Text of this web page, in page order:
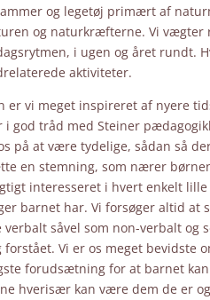
og legetøj primært af
og naturkræfterne. Vi vægter
i ugen og året rundt.
aktiviteter.
er vi meget inspireret af nyere
i god tråd med Steiner
på at være tydelige, sådan så
en stemning, som nærer
interesseret i hvert enkelt
barnet har. Vi forsøger altid at
såvel som non-verbalt og
Vi er os meget bevidste
forudsætning for at barnet
hverisær kan være dem de er